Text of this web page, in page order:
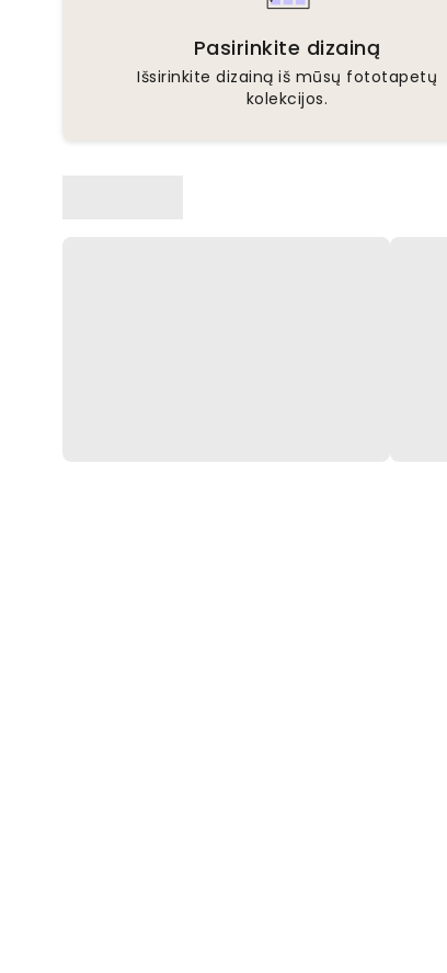
Pasirinkite dizainą
Išsirinkite dizainą iš mūsų fototapetų
kolekcijos.